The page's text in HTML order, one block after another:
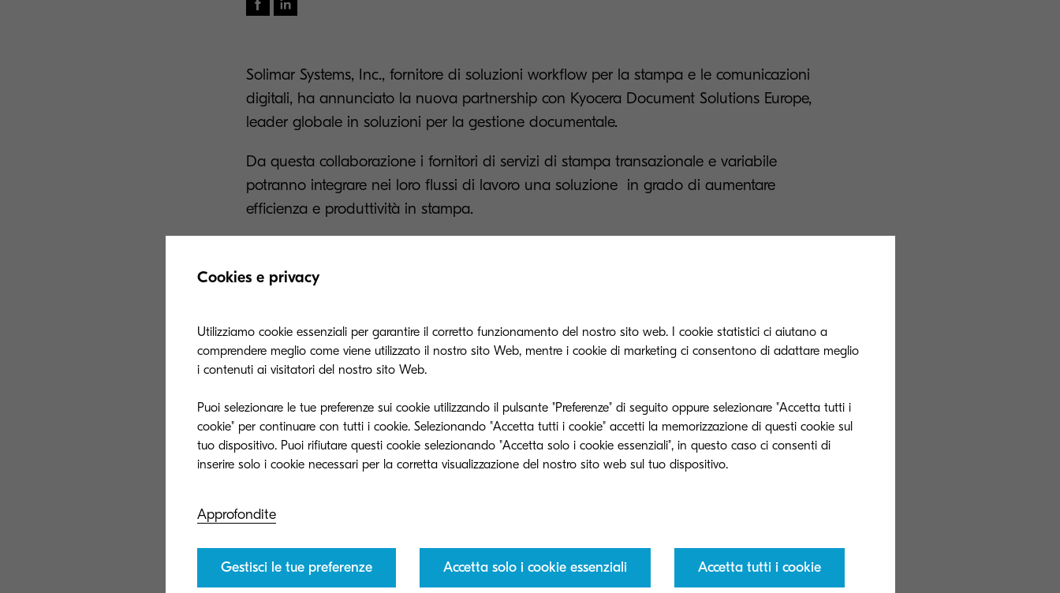
Solimar Systems, Inc., fornitore di soluzioni workflow per la stampa e le comunicazioni
digitali, ha annunciato la nuova partnership con Kyocera Document Solutions Europe,
leader globale in soluzioni per la gestione documentale.
Da questa collaborazione i fornitori di servizi di stampa transazionale e variabile
potranno integrare nei loro flussi di lavoro una soluzione in grado di aumentare
efficienza e produttività in stampa.
TASKalfa Pro 15000c, sistema di stampa inkjet colore ad alta velocità, unisce capacità
IPDS e AFP dei clienti Kyocera. Un binomio di che garantisce la stampa di flussi di
dati avanzati in modo sicuro veloce e affidabile.
“Solimar Systems è un protagonista del mercato grazie a un ampio portafoglio e
soluzioni flessibili che si adattano alle esigenze specifiche dei nostri clienti”, ha
affermato Marcel Ebbenhorst, Production Printing Manager, Kyocera Document
del sistema Kyocera TASKalfa Pro 15000c senza alcun impatto, migliorando
produttività e affidabilità.”
Cookies e privacy
Utilizziamo cookie essenziali per garantire il corretto funzionamento del nostro sito web. I cookie statistici ci aiutano a
comprendere meglio come viene utilizzato il nostro sito Web, mentre i cookie di marketing ci consentono di adattare meglio
i contenuti ai visitatori del nostro sito Web.
Puoi selezionare le tue preferenze sui cookie utilizzando il pulsante "Preferenze" di seguito oppure selezionare "Accetta tutti i
cookie" per continuare con tutti i cookie. Selezionando "Accetta tutti i cookie" accetti la memorizzazione di questi cookie sul
tuo dispositivo. Puoi rifiutare questi cookie selezionando "Accetta solo i cookie essenziali", in questo caso ci consenti di
inserire solo i cookie necessari per la corretta visualizzazione del nostro sito web sul tuo dispositivo.
Approfondite
Gestisci le tue preferenze Accetta solo i cookie essenziali Accetta tutti i cookie